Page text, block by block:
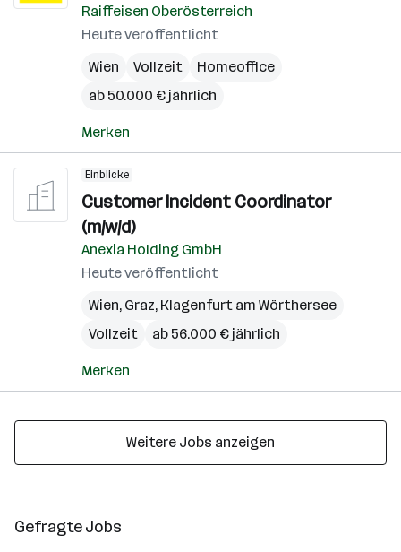
Raiffeisen Oberösterreich
Heute veröffentlicht
Wien
Vollzeit
Homeoffice
ab 50.000 € jährlich
Merken
Einblicke
Customer Incident Coordinator
(m/w/d)
Anexia Holding GmbH
Heute veröffentlicht
Wien, Graz, Klagenfurt am Wörthersee
Vollzeit
ab 56.000 € jährlich
Merken
Weitere Jobs anzeigen
Gefragte Jobs